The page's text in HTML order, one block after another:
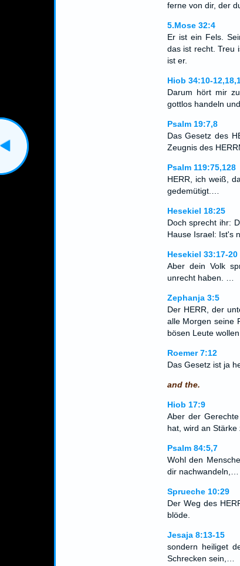
ferne von dir, der
5.Mose 32:4
Er ist ein Fels.
das ist recht. Treu
ist er.
Hiob 34:10-
Darum hört mir
gottlos handeln
Psalm 19:7,8
Das Gesetz des
Zeugnis des
Psalm 119:75,128
HERR, ich weiß,
gedemütigt.…
Hesekiel 18:25
Doch sprecht ihr:
Hause Israel: Ist's
Hesekiel 33:17-20
Aber dein Volk
unrecht haben. …
Zephanja 3:5
Der HERR, der
alle Morgen seine
bösen Leute
Roemer 7:12
Das Gesetz ist ja
and the.
Hiob 17:9
Aber der
hat, wird an Stärke
Psalm 84:5,7
Wohl den
dir nachwandeln,…
Sprueche 10:29
Der Weg des
blöde.
Jesaja 8:13-15
sondern heiliget
Schrecken sein,…